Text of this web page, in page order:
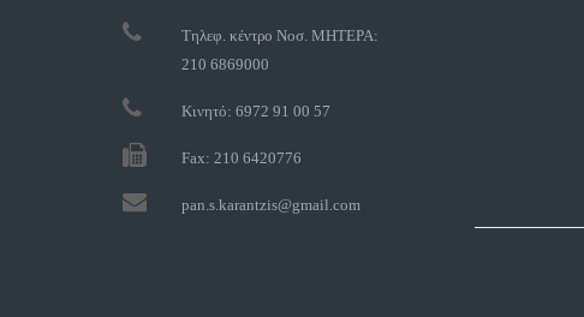
Τηλεφ. κέντρο Νοσ. ΜΗΤΕΡΑ:
210 6869000
Κινητό: 6972 91 00 57
Fax: 210 6420776
pan.s.karantzis@gmail.com